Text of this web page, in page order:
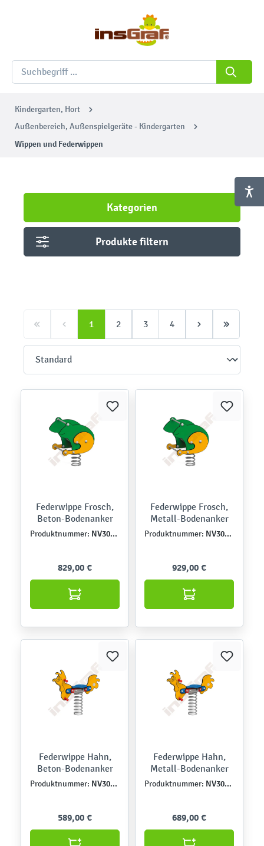
Kindergarten, Hort
Außenbereich, Außenspielgeräte - Kindergarten
Wippen und Federwippen
Kategorien
Produkte filtern
1 2 3 4
Federwippe Frosch,
Beton-Bodenanker
Produktnummer: NV3008EPZ
829,00 €
Federwippe Frosch,
Metall-Bodenanker
Produktnummer: NV3008EPZK
929,00 €
Federwippe Hahn,
Beton-Bodenanker
Produktnummer: NV3002EPZ
589,00 €
Federwippe Hahn,
Metall-Bodenanker
Produktnummer: NV3002EPZK
689,00 €